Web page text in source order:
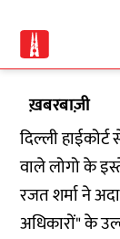
ख़बरबाज़ी
दिल्ली
वाले लोगो के
रजत शर्मा ने
अधिकारों" के